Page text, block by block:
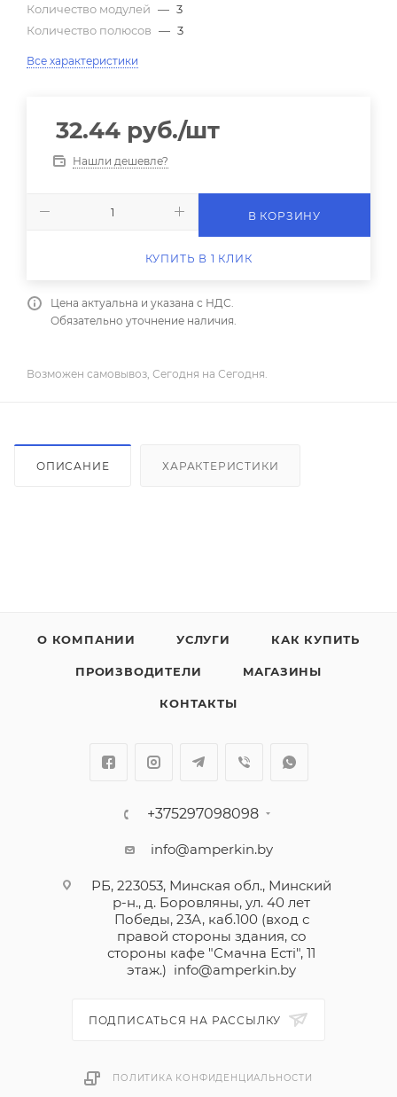
Количество модулей — 3
Количество полюсов — 3
Все характеристики
32.44 руб./шт
Нашли дешевле?
В КОРЗИНУ
КУПИТЬ В 1 КЛИК
Цена актуальна и указана с НДС.
Обязательно уточнение наличия.
Возможен самовывоз, Сегодня на Сегодня.
ОПИСАНИЕ ХАРАКТЕРИСТИКИ
О КОМПАНИИ УСЛУГИ КАК КУПИТЬ
ПРОИЗВОДИТЕЛИ МАГАЗИНЫ
КОНТАКТЫ
+375297098098
info@amperkin.by
РБ, 223053, Минская обл., Минский
р-н., д. Боровляны, ул. 40 лет
Победы, 23А, каб.100 (вход с
правой стороны здания, со
стороны кафе "Смачна Естi", 11
этаж.) info@amperkin.by
ПОДПИСАТЬСЯ НА РАССЫЛКУ
ПОЛИТИКА КОНФИДЕНЦИАЛЬНОСТИ